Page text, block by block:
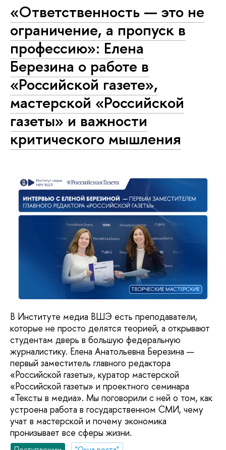
«Ответственность — это не
ограничение, а пропуск в
профессию»: Елена
Березина о работе в
«Российской газете»,
мастерской «Российской
газеты» и важности
критического мышления
В Институте медиа ВШЭ есть преподаватели,
которые не просто делятся теорией, а открывают
студентам дверь в большую федеральную
журналистику. Елена Анатольевна Березина —
первый заместитель главного редактора
«Российской газеты», куратор мастерской
«Российской газеты» и проектного семинара
«Тексты в медиа». Мы поговорили с ней о том, как
устроена работа в государственном СМИ, чему
учат в мастерской и почему экономика
пронизывает все сферы жизни.